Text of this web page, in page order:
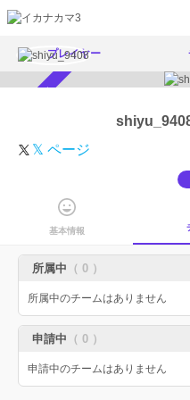
プレイヤー
𝕏 ページ
基本情報
所属中 （ 0 ）
所属中のチームはありません
申請中 （ 0 ）
申請中のチームはありません